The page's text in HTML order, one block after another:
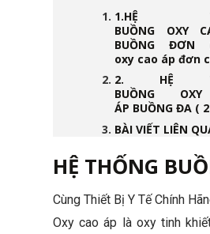
1.HỆ
BUỒNG OXY
BUỒNG ĐƠN
oxy cao áp đơn
2. HỆ
BUỒNG
ÁP BUỒNG ĐA (
BÀI VIẾT LIÊN
HỆ THỐNG
Cùng Thiết Bị Y Tế Chính
Oxy cao áp là oxy tinh